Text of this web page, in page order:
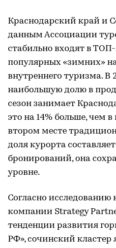
Краснодарский край и
данным Ассоциации
стабильно входят в
популярных «зимних»
внутреннего туризма. В
наибольшую долю в
сезон занимает
это на 14% больше, чем
втором месте
доля курорта
бронирований, она
уровне.
Согласно исследованию
компании Strategy
тенденции развития
РФ», сочинский кластер